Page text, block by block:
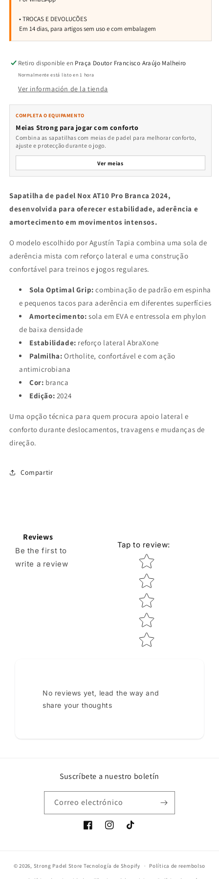
Retiro disponible en Praça Doutor Francisco Araújo Malheiro
Normalmente está listo en 1 hora
Ver información de la tienda
COMPLETA O EQUIPAMENTO
Meias Strong para jogar com conforto
Combina as sapatilhas com meias de padel para melhorar conforto,
ajuste e protecção durante o jogo.
Ver meias
Sapatilha de padel Nox AT10 Pro Branca 2024,
desenvolvida para oferecer estabilidade, aderência e
amortecimento em movimentos intensos.
O modelo escolhido por Agustín Tapia combina uma sola de
aderência mista com reforço lateral e uma construção
confortável para treinos e jogos regulares.
Sola Optimal Grip: combinação de padrão em espinha
e pequenos tacos para aderência em diferentes superfícies
Amortecimento: sola em EVA e entressola em phylon
de baixa densidade
Estabilidade: reforço lateral AbraXone
Palmilha: Ortholite, confortável e com ação
antimicrobiana
Cor: branca
Edição: 2024
Uma opção técnica para quem procura apoio lateral e
conforto durante deslocamentos, travagens e mudanças de
direção.
Compartir
Reviews
Be the first to
write a review
Tap to review:
Star rating
No reviews yet, lead the way and
share your thoughts
Suscríbete a nuestro boletín
Correo electrónico
FacebookInstagramTikTok
© 2026, Strong Padel Store Tecnología de Shopify Política de reembolso